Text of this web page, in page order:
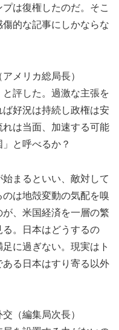
は復権したのだ。そこ
的な記事にしかならな
メリカ総局長）
と評した。過激な主張を
好況は持続し政権は安
は当面、加速する可能
と呼べるか？
まるといい、敵対して
は地殻変動の気配を嗅
、米国経済を一層の繁
。日本はどうするの
に過ぎない。現実はト
る日本はすり寄る以外
（編集局次長）